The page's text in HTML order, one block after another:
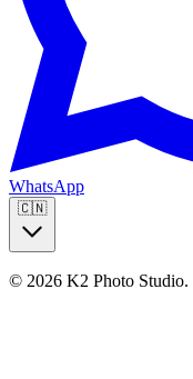
WhatsApp
🇨🇳
© 2026 K2 Photo Studio.